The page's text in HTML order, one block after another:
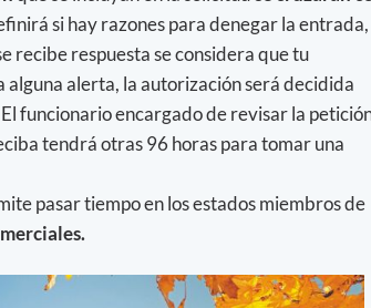
si hay razones para denegar la entrada,
recibe respuesta se considera que tu
alguna alerta, la autorización será decidida
funcionario encargado de revisar la
tendrá otras 96 horas para tomar una
pasar tiempo en los estados miembros de